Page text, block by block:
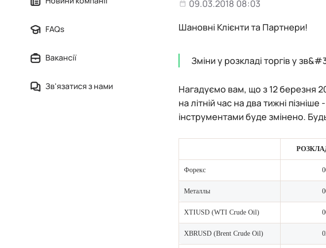
FAQs
Вакансії
Зв'язатися з нами
09.03.2018 08:03
Шановні Клієнти та Партнери!
Зміни у розкладі торгів у
Нагадуємо вам, що з 12 березня
на літній час на два тижні
інструментами буде змінено.
Форекс
Металлы
XTIUSD (WTI Crude Oil)
XBRUSD (Brent Crude Oil)